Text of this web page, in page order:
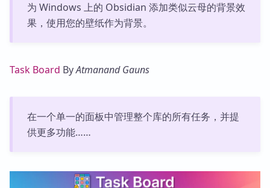
为 Windows 上的 Obsidian 添加类似云母的背景效
果，使用您的壁纸作为背景。
Task Board ByAtmanand Gauns
在一个单一的面板中管理整个库的所有任务，并提
供更多功能……